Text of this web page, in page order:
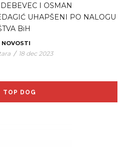
I OSMAN
UHAPŠENI PO NALOGU
BiH
NOVOSTI
/ 18 dec 2023
TOP DOG